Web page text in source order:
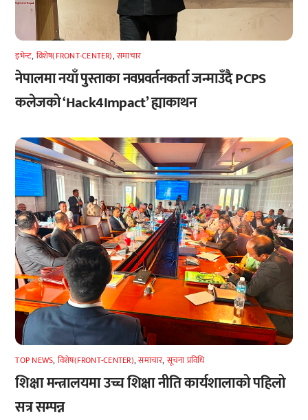
इभेन्ट, विशेष(FRONT-CENTER),समाचार
नेपालमा नयाँ पुस्ताका नवप्रवर्तनकर्ता जन्माउँदै PCPS
कलेजको ‘Hack4Impact’ ह्याकाथन
TOP NEWS, विशेष(FRONT-CENTER),समाचार, सूचना प्रविधि
शिक्षा मन्त्रालयमा उच्च शिक्षा नीति कार्यशालाको पहिलो
सत्र सम्पन्न